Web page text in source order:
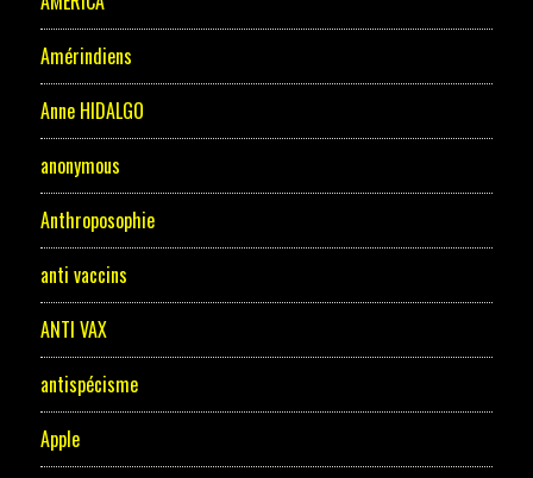
Amérindiens
Anne HIDALGO
anonymous
Anthroposophie
anti vaccins
ANTI VAX
antispécisme
Apple